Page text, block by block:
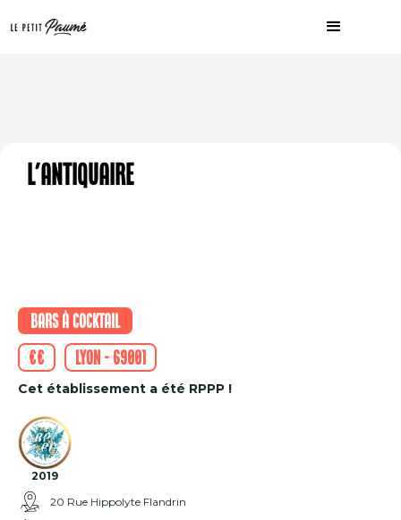
L'Antiquaire
Bars à cocktail
€€
Lyon - 69001
Cet établissement a été RPPP !
2019
20 Rue Hippolyte Flandrin